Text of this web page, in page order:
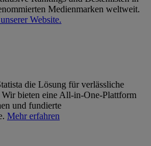
Medienmarken weltweit.
Website.
die Lösung für verlässliche
bieten eine All-in-One-Plattform
und fundierte
Mehr erfahren